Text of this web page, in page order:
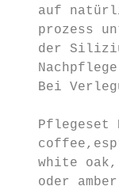
auf
prozess
der
Bei
Pflegeset
white
oder